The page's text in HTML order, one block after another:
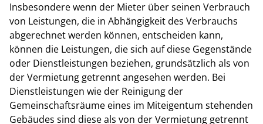
Insbesondere wenn der Mieter über seinen Verbrauch
von Leistungen, die in Abhängigkeit des Verbrauchs
abgerechnet werden können, entscheiden kann,
können die Leistungen, die sich auf diese Gegenstände
oder Dienstleistungen beziehen, grundsätzlich als von
der Vermietung getrennt angesehen werden. Bei
Dienstleistungen wie der Reinigung der
Gemeinschaftsräume eines im Miteigentum stehenden
Gebäudes sind diese als von der Vermietung getrennt